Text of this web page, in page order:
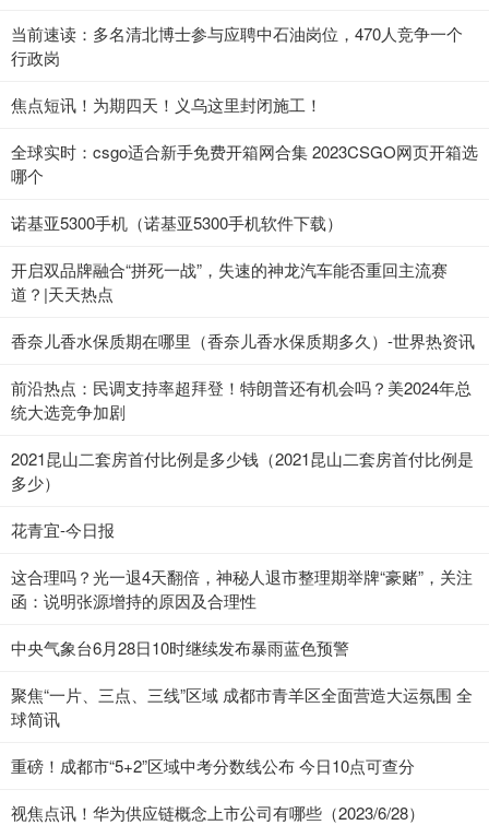
当前速读：多名清北博士参与应聘中石油岗位，470人竞争一个
行政岗
焦点短讯！为期四天！义乌这里封闭施工！
全球实时：csgo适合新手免费开箱网合集 2023CSGO网页开箱选
哪个
诺基亚5300手机（诺基亚5300手机软件下载）
开启双品牌融合“拼死一战”，失速的神龙汽车能否重回主流赛
道？|天天热点
香奈儿香水保质期在哪里（香奈儿香水保质期多久）-世界热资讯
前沿热点：民调支持率超拜登！特朗普还有机会吗？美2024年总
统大选竞争加剧
2021昆山二套房首付比例是多少钱（2021昆山二套房首付比例是
多少）
花青宜-今日报
这合理吗？光一退4天翻倍，神秘人退市整理期举牌“豪赌”，关注
函：说明张源增持的原因及合理性
中央气象台6月28日10时继续发布暴雨蓝色预警
聚焦“一片、三点、三线”区域 成都市青羊区全面营造大运氛围 全
球简讯
重磅！成都市“5+2”区域中考分数线公布 今日10点可查分
视焦点讯！华为供应链概念上市公司有哪些（2023/6/28）